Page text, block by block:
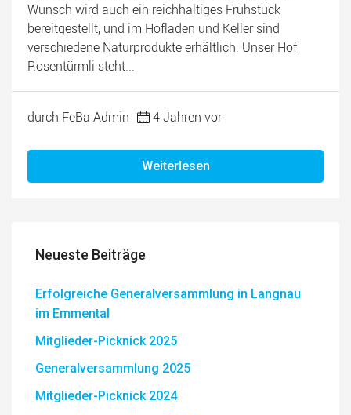
Wunsch wird auch ein reichhaltiges Frühstück
bereitgestellt, und im Hofladen und Keller sind
verschiedene Naturprodukte erhältlich. Unser Hof
Rosentürmli steht...
durch FeBa Admin 4 Jahren vor
Weiterlesen
Neueste Beiträge
Erfolgreiche Generalversammlung in Langnau
im Emmental
Mitglieder-Picknick 2025
Generalversammlung 2025
Mitglieder-Picknick 2024